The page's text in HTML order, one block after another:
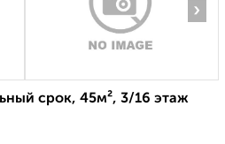
›
срок, 45м², 3/16 этаж